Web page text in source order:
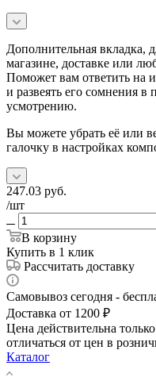
Дополнительная вкладка,
магазине, доставке или
Поможет вам ответить на
и развеять его сомнения в
усмотрению.
Вы можете убрать её или
галочку в настройках
247.03 руб.
/шт
В корзину
Купить в 1 клик
Рассчитать доставку
Самовывоз сегодня -
Доставка от 1200 ₽
Цена действительна
отличаться от цен в
Каталог